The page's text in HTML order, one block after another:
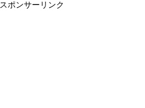
スポンサーリンク